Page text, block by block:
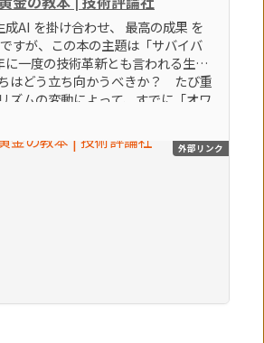
成AI を掛け合わせ、 最高の成果 を
に一度の技術革新とも言われる生成
はどう立ち向かうべきか？ たび重
ズムの変動によって、すでに「オワ
れているブログやアフィリエイトサ
生き残るための術」をテーマに、
外部リンク